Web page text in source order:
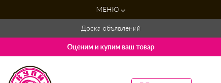
МЕНЮ
Доска объявлений
Оценим и купим ваш товар